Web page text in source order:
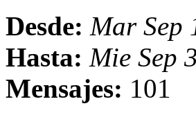
Desde: Mar Sep
Hasta: Mie Sep
Mensajes: 101